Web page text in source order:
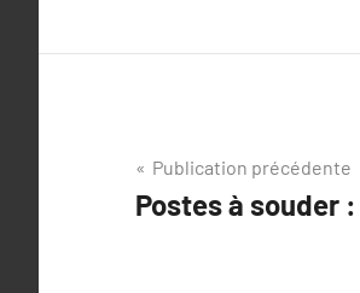
Navigation
de
Publication précédente
Postes à souder